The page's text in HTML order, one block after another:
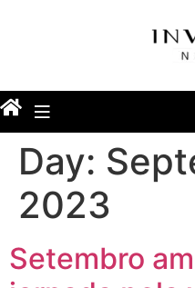
Day:
2023
Setembro